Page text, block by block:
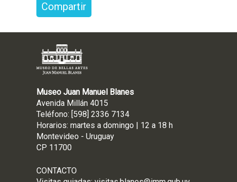
Compartir
Museo Juan Manuel Blanes
Avenida Millán 4015
Teléfono: [598] 2336 7134
Horarios: martes a domingo | 12 a 18 h
Montevideo - Uruguay
CP 11700
CONTACTO